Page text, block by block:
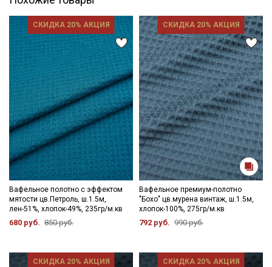
СКИДКА 20% АКЦИЯ
Вафельное полотно с эффектом
мятости цв.Петроль, ш.1.5м,
лен-51%, хлопок-49%, 235гр/м.кв
680 руб. 850 руб.
СКИДКА 20% АКЦИЯ
Вафельное премиум-полотно
"Бохо" цв.мурена винтаж, ш.1.5м,
хлопок-100%, 275гр/м.кв
792 руб. 990 руб.
СКИДКА 20% АКЦИЯ СКИДКА 20% АКЦИЯ